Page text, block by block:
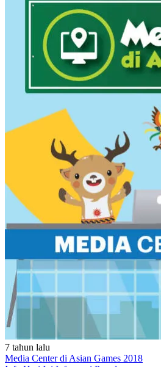
7 tahun lalu
Media Center di Asian Games 2018